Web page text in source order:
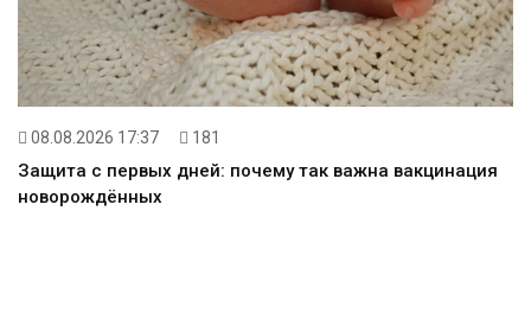
08.08.2026 17:37 181
Защита с первых дней: почему так важна вакцинация
новорождённых